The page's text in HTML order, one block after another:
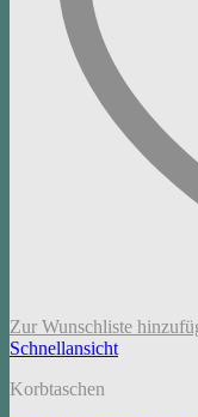
Zur Wunschliste
Schnellansicht
Korbtaschen